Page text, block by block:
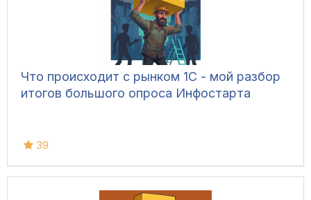
Что происходит с рынком 1С - мой разбор
итогов большого опроса Инфостарта
39